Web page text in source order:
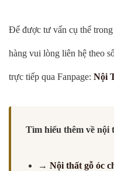
Để được tư vấn cụ thể
hàng vui lòng liên hệ theo
trực tiếp qua Fanpage: Nội
Tìm hiểu thêm về nội
→ Nội thất gỗ óc